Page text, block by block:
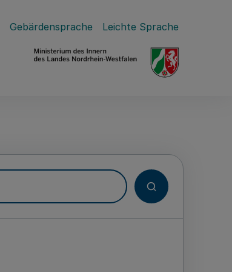
Gebärdensprache Leichte Sprache